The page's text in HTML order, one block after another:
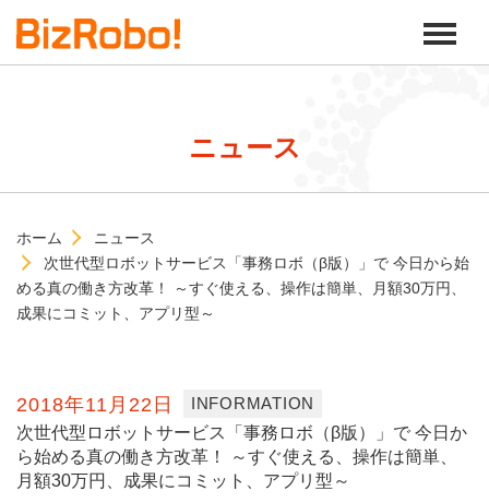
ニュース
ホーム
ニュース
次世代型ロボットサービス「事務ロボ（β版）」で 今日から始
める真の働き方改革！ ～すぐ使える、操作は簡単、月額30万円、
成果にコミット、アプリ型～
2018年11月22日
INFORMATION
次世代型ロボットサービス「事務ロボ（β版）」で 今日か
ら始める真の働き方改革！ ～すぐ使える、操作は簡単、
月額30万円、成果にコミット、アプリ型～